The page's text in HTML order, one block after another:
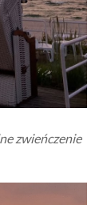
zwieńczenie